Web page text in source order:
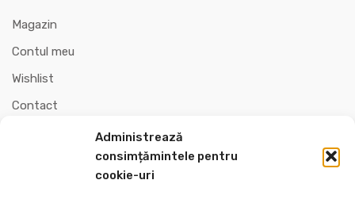
Administrează
consimțămintele pentru
cookie-uri
Magazin
Contul meu
Wishlist
Contact